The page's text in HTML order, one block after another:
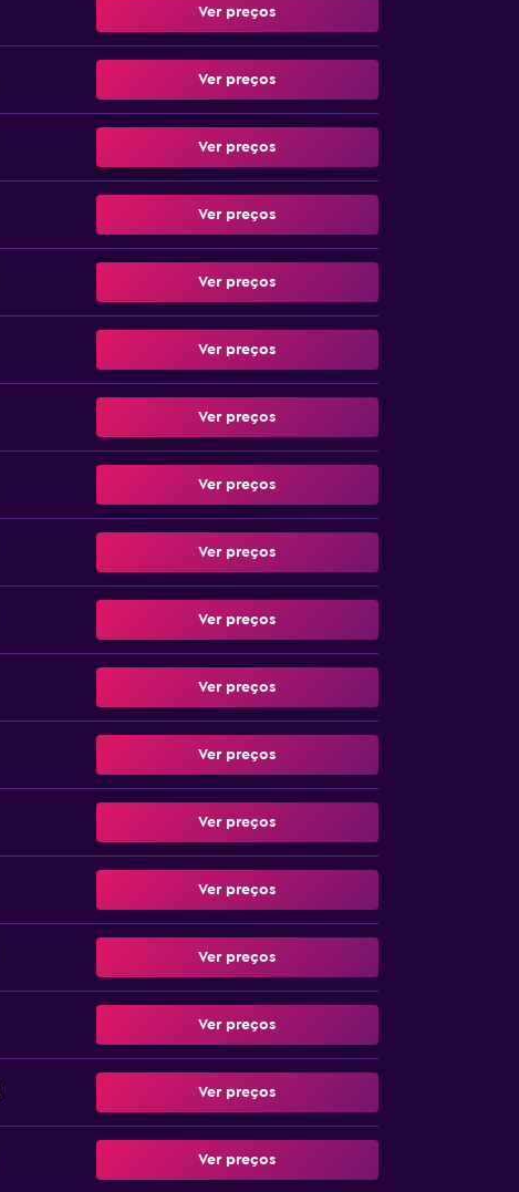
Ver preços
Ver preços
Ver preços
Ver preços
Ver preços
Ver preços
Ver preços
Ver preços
Ver preços
Ver preços
Ver preços
Ver preços
Ver preços
Ver preços
Ver preços
Ver preços
Ver preços
Ver preços